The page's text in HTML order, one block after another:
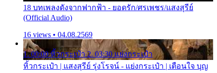
18 บทเพลงดังจากฟากฟ้า - ยอดรัก/ศรเพชร/แสงสุรีย์
(Official Audio)
16 views • 04.08.2569
1. 00:00 หิ้วกระเป๋า 2. 03:30 แย่งกระเป๋า
หิ้วกระเป๋า | แสงสุรีย์ รุ่งโรจน์ - แย่งกระเป๋า | เตือนใจ บุญ